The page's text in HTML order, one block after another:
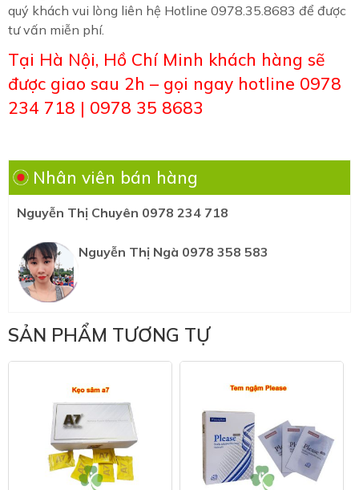
quý khách vui lòng liên hệ Hotline 0978.35.8683 để được
tư vấn miễn phí.
Tại Hà Nội, Hồ Chí Minh khách hàng sẽ
được giao sau 2h – gọi ngay hotline 0978
234 718 | 0978 35 8683
Nhân viên bán hàng
Nguyễn Thị Chuyên 0978 234 718
Nguyễn Thị Ngà 0978 358 583
SẢN PHẨM TƯƠNG TỰ